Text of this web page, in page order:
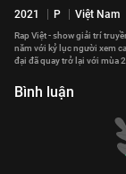
2021 P Việt Nam
Rap Việt - show giải trí
năm với kỷ lục người xem
đại đã quay trở lại với mùa
Bình luận